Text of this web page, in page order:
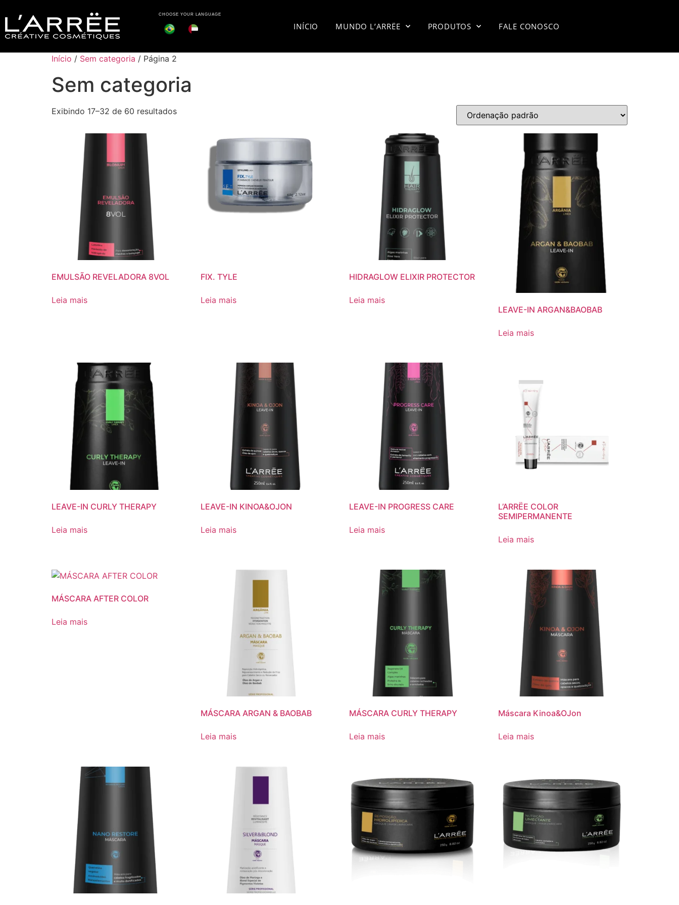
CHOOSE YOUR LANGUAGE
INÍCIO MUNDO L’ARRËE PRODUTOS FALE CONOSCO
Início / Sem categoria / Página 2
Sem categoria
Exibindo 17–32 de 60 resultados
EMULSÃO REVELADORA 8VOL
Leia mais
FIX. TYLE
Leia mais
HIDRAGLOW ELIXIR PROTECTOR
Leia mais
LEAVE-IN ARGAN&BAOBAB
Leia mais
LEAVE-IN CURLY THERAPY
Leia mais
LEAVE-IN KINOA&OJON
Leia mais
LEAVE-IN PROGRESS CARE
Leia mais
L’ARRËE COLOR
SEMIPERMANENTE
Leia mais
MÁSCARA AFTER COLOR
Leia mais
MÁSCARA ARGAN & BAOBAB
Leia mais
MÁSCARA CURLY THERAPY
Leia mais
Máscara Kinoa&OJon
Leia mais